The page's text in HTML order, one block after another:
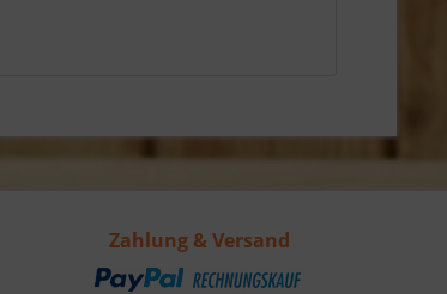
Zahlung & Versand